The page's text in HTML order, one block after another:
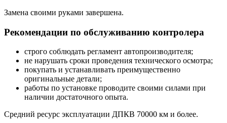
Замена своими руками завершена.
Рекомендации по обслуживанию контролера
строго соблюдать регламент автопроизводителя;
не нарушать сроки проведения технического осмотра;
покупать и устанавливать преимущественно
оригинальные детали;
работы по установке проводите своими силами при
наличии достаточного опыта.
Средний ресурс эксплуатации ДПКВ 70000 км и более.